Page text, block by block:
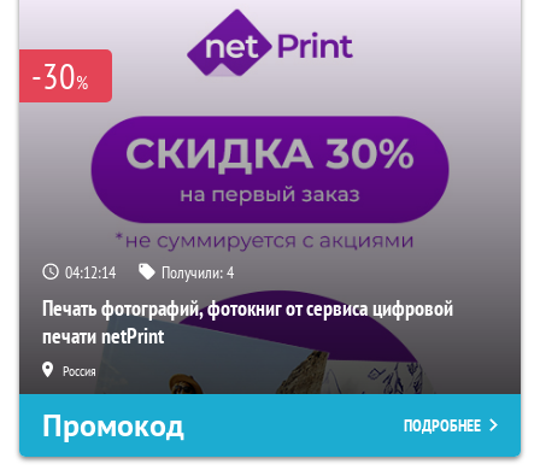
-30%
04:12:13 Получили:4
Печать фотографий, фотокниг от сервиса цифровой
печати netPrint
Россия
Промокод ПОДРОБНЕЕ